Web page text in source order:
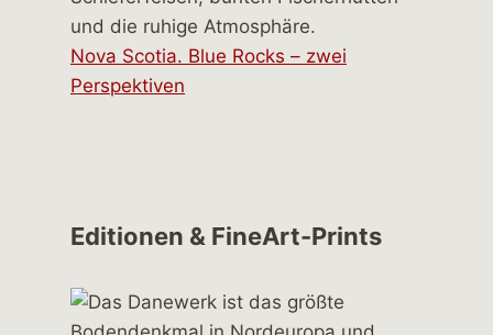
Nova Scotia. Blue Rocks – zwei
Perspektiven
Editionen & FineArt-Prints